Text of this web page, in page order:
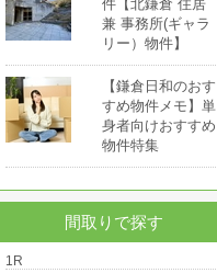
件【北鎌倉 住居
兼 事務所(ギャラ
リー）物件】
【鎌倉日和のおす
すめ物件メモ】単
身者向けおすすめ
物件特集
間取りで探す
1R